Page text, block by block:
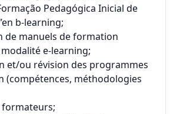
Pedagógica Inicial de
b-learning;
de manuels de formation
e-learning;
et/ou révision des programmes
(compétences, méthodologies
formateurs;